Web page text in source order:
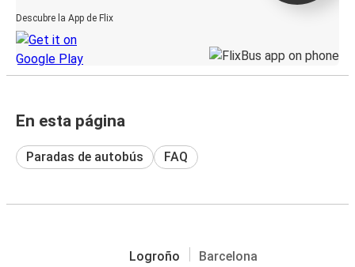
Descubre la App de Flix
En esta página
Paradas de autobús FAQ
Logroño Barcelona